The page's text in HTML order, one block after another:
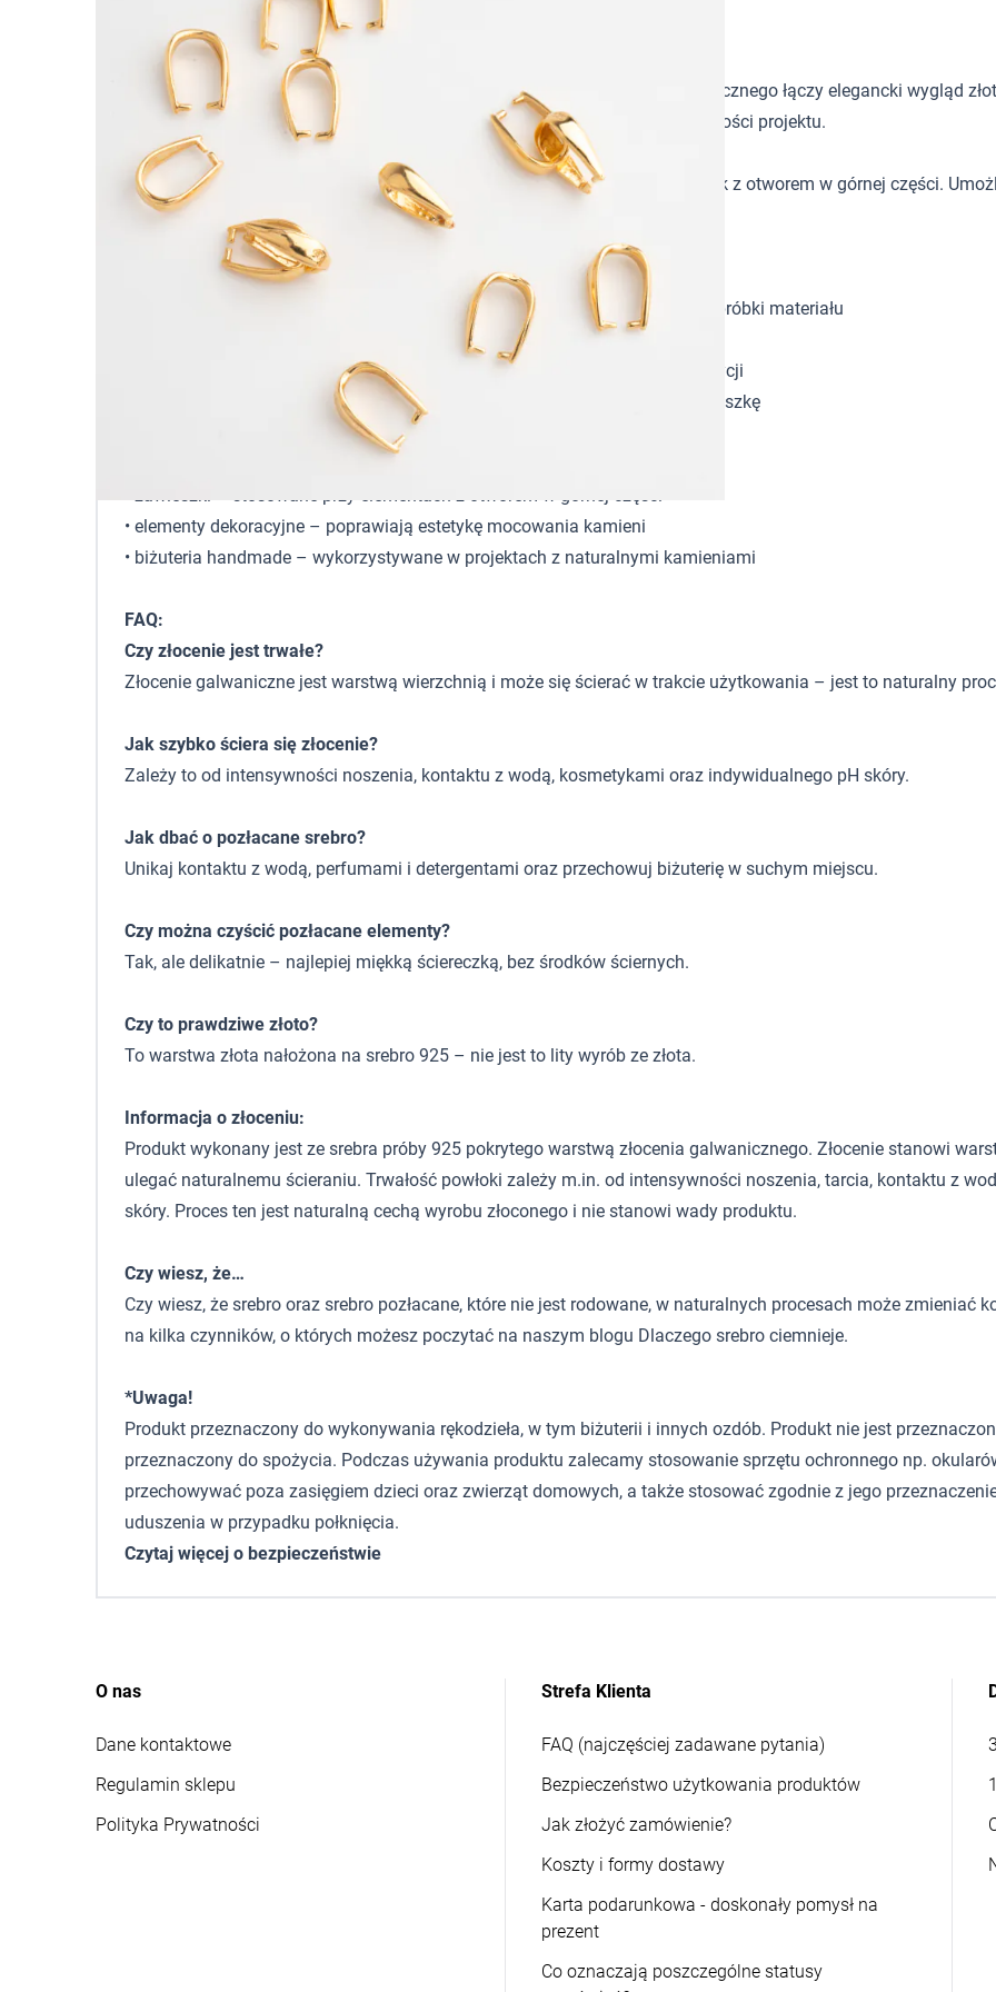
Srebrna krawatka do kamieni zwężana pozłacana AG925 9mm
Element wykonany ze srebra próby 925 pokrytego warstwą złocenia galwanicznego łączy elegancki wygląd
pozwala uzyskać efekt złotej biżuterii przy zachowaniu lekkości i uniwersalności projektu.
Krawatki to elementy ozdobne służące do mocowania kamieni lub zawieszek z otworem w górnej części.
ingerencji w strukturę kamienia.
Dlaczego warto je wybrać:
• umożliwiają estetyczne zawieszenie kamieni – bez potrzeby dodatkowej obróbki materiału
• poprawiają wygląd biżuterii – maskują miejsce mocowania elementu
• stabilne mocowanie – pomagają utrzymać zawieszkę w odpowiedniej pozycji
• szybki montaż – pozwalają łatwo przygotować gotowy naszyjnik lub zawieszkę
• zawieszki – stosowane przy elementach z otworem w górnej części
• elementy dekoracyjne – poprawiają estetykę mocowania kamieni
• biżuteria handmade – wykorzystywane w projektach z naturalnymi kamieniami
FAQ:
Czy złocenie jest trwałe?
Złocenie galwaniczne jest warstwą wierzchnią i może się ścierać w trakcie użytkowania – jest to naturalny
Jak szybko ściera się złocenie?
Zależy to od intensywności noszenia, kontaktu z wodą, kosmetykami oraz indywidualnego pH skóry.
Jak dbać o pozłacane srebro?
Unikaj kontaktu z wodą, perfumami i detergentami oraz przechowuj biżuterię w suchym miejscu.
Czy można czyścić pozłacane elementy?
Tak, ale delikatnie – najlepiej miękką ściereczką, bez środków ściernych.
Czy to prawdziwe złoto?
To warstwa złota nałożona na srebro 925 – nie jest to lity wyrób ze złota.
Informacja o złoceniu:
Produkt wykonany jest ze srebra próby 925 pokrytego warstwą złocenia galwanicznego. Złocenie stanowi
ulegać naturalnemu ścieraniu. Trwałość powłoki zależy m.in. od intensywności noszenia, tarcia, kontaktu z
skóry. Proces ten jest naturalną cechą wyrobu złoconego i nie stanowi wady produktu.
Czy wiesz, że…
Czy wiesz, że srebro oraz srebro pozłacane, które nie jest rodowane, w naturalnych procesach może zmieniać
na kilka czynników, o których możesz poczytać na naszym blogu Dlaczego srebro ciemnieje.
*Uwaga!
Produkt przeznaczony do wykonywania rękodzieła, w tym biżuterii i innych ozdób. Produkt nie jest
przeznaczony do spożycia. Podczas używania produktu zalecamy stosowanie sprzętu ochronnego np.
przechowywać poza zasięgiem dzieci oraz zwierząt domowych, a także stosować zgodnie z jego
uduszenia w przypadku połknięcia.
Czytaj więcej o bezpieczeństwie
O nas
Dane kontaktowe
Regulamin sklepu
Polityka Prywatności
Strefa Klienta
FAQ (najczęściej zadawane pytania)
Bezpieczeństwo użytkowania produktów
Jak złożyć zamówienie?
Koszty i formy dostawy
Karta podarunkowa - doskonały pomysł na
prezent
Co oznaczają poszczególne statusy